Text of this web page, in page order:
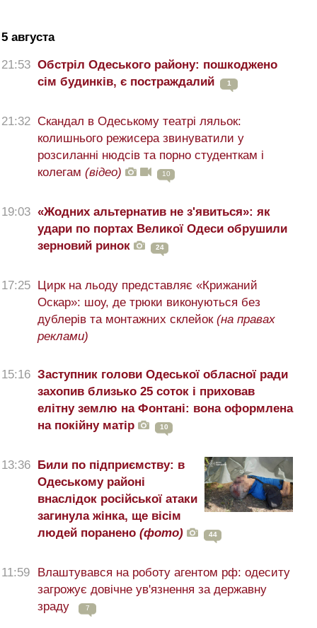
5 августа
21:53 Обстріл Одеського району: пошкоджено
сім будинків, є постраждалий
1
21:32 Скандал в Одеському театрі ляльок:
колишнього режисера звинуватили у
розсиланні нюдсів та порно студенткам і
колегам (відео) 10
19:03 «Жодних альтернатив не з'явиться»: як
удари по портах Великої Одеси обрушили
зерновий ринок
24
17:25
Цирк на льоду представляє «Крижаний
Оскар»: шоу, де трюки виконуються без
дублерів та монтажних склейок (на правах
реклами)
15:16 Заступник голови Одеської обласної ради
захопив близько 25 соток і приховав
елітну землю на Фонтані: вона оформлена
на покійну матір
10
13:36
Били по підприємству: в
Одеському районі
внаслідок російської атаки
загинула жінка, ще вісім
людей поранено (фото) 44
11:59
Влаштувався на роботу агентом рф: одеситу
загрожує довічне ув'язнення за державну
зраду
7